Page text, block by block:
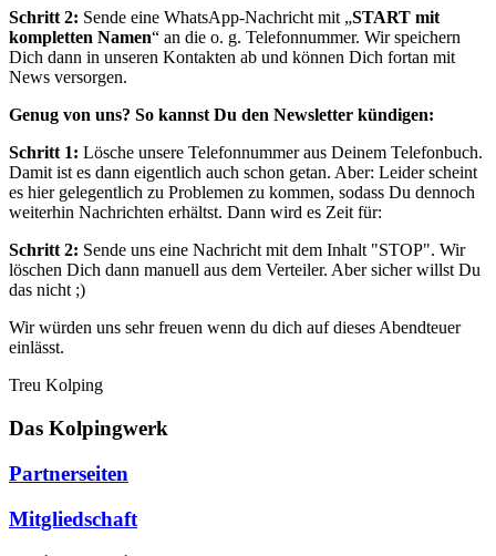
Schritt 2: Sende eine WhatsApp-Nachricht mit „START mit
kompletten Namen“ an die o. g. Telefonnummer. Wir speichern
Dich dann in unseren Kontakten ab und können Dich fortan mit
News versorgen.
Genug von uns? So kannst Du den Newsletter kündigen:
Schritt 1: Lösche unsere Telefonnummer aus Deinem Telefonbuch.
Damit ist es dann eigentlich auch schon getan. Aber: Leider scheint
es hier gelegentlich zu Problemen zu kommen, sodass Du dennoch
weiterhin Nachrichten erhältst. Dann wird es Zeit für:
Schritt 2: Sende uns eine Nachricht mit dem Inhalt "STOP". Wir
löschen Dich dann manuell aus dem Verteiler. Aber sicher willst Du
das nicht ;)
Wir würden uns sehr freuen wenn du dich auf dieses Abendteuer
einlässt.
Treu Kolping
Das Kolpingwerk
Partnerseiten
Mitgliedschaft